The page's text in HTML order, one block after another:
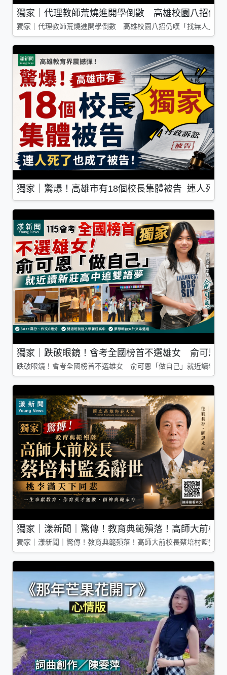
獨家｜代理教師荒燒進開學倒數 高雄校園八招仍
獨家｜代理教師荒燒進開學倒數 高雄校園八招仍嘆「找無人」
獨家｜驚爆！高雄市有18個校長集體被告 連人死了
獨家｜跌破眼鏡！會考全國榜首不選雄女 俞可恩
跌破眼鏡！會考全國榜首不選雄女 俞可恩「做自己」就近讀新莊
獨家｜漾新聞｜驚傳！教育典範殞落！高師大前校
獨家｜漾新聞｜驚傳！教育典範殞落！高師大前校長蔡培村監委